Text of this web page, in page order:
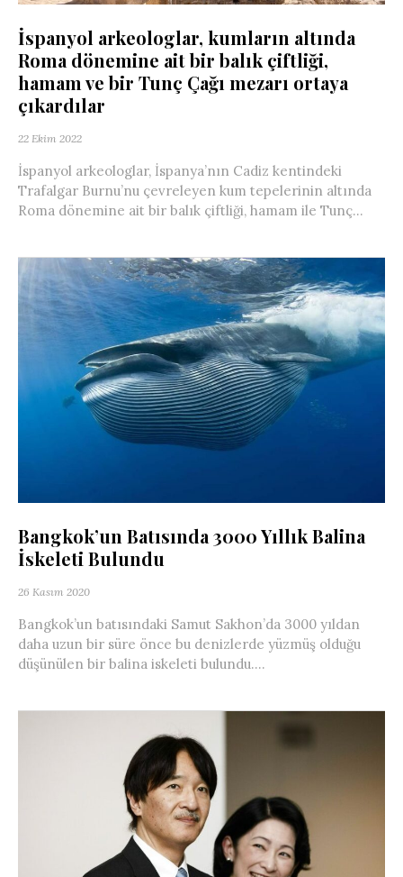
İspanyol arkeologlar, kumların altında
Roma dönemine ait bir balık çiftliği,
hamam ve bir Tunç Çağı mezarı ortaya
çıkardılar
22 Ekim 2022
İspanyol arkeologlar, İspanya’nın Cadiz kentindeki
Trafalgar Burnu’nu çevreleyen kum tepelerinin altında
Roma dönemine ait bir balık çiftliği, hamam ile Tunç...
Bangkok’un Batısında 3000 Yıllık Balina
İskeleti Bulundu
26 Kasım 2020
Bangkok’un batısındaki Samut Sakhon’da 3000 yıldan
daha uzun bir süre önce bu denizlerde yüzmüş olduğu
düşünülen bir balina iskeleti bulundu....